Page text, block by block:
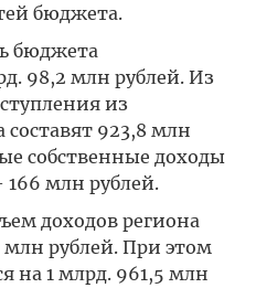
бюджета.
бюджета
98,2 млн рублей. Из
из
923,8 млн
собственные доходы
млн рублей.
доходов региона
млн рублей. При этом
на 1 млрд. 961,5 млн